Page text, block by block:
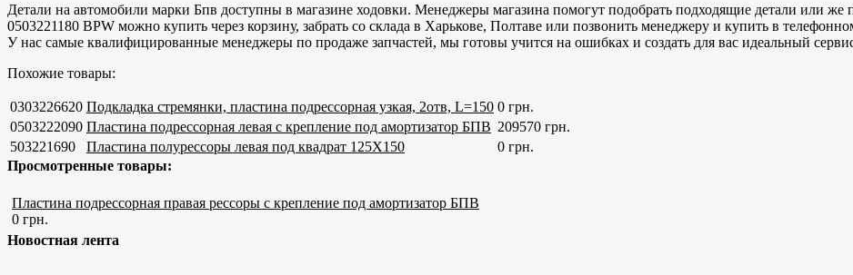
Детали на автомобили марки Бпв доступны в магазине ходовки. Менеджеры магазина помогут подобрать подходящие детали или же
0503221180 BPW можно купить через корзину, забрать со склада в Харькове, Полтаве или позвонить менеджеру и купить в
У нас самые квалифицированные менеджеры по продаже запчастей, мы готовы учится на ошибках и создать для вас идеальный
Похожие товары:
0303226620 Подкладка стремянки, пластина подрессорная узкая, 2отв, L=150 0 грн.
0503222090 Пластина подрессорная левая с крепление под амортизатор БПВ 209570 грн.
503221690
Пластина полурессоры левая под квадрат 125X150
0 грн.
Просмотренные товары:
Пластина подрессорная правая рессоры с крепление под амортизатор БПВ
0 грн.
Новостная лента